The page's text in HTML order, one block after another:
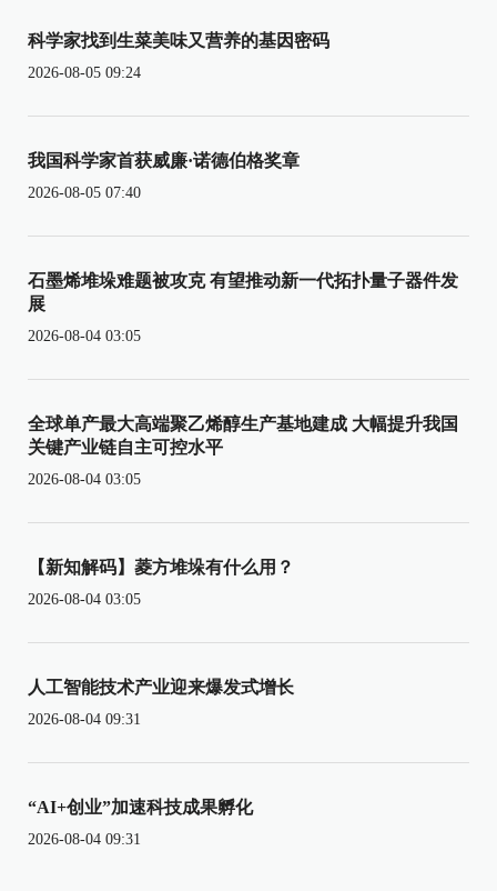
科学家找到生菜美味又营养的基因密码
2026-08-05 09:24
我国科学家首获威廉·诺德伯格奖章
2026-08-05 07:40
石墨烯堆垛难题被攻克 有望推动新一代拓扑量子器件发
展
2026-08-04 03:05
全球单产最大高端聚乙烯醇生产基地建成 大幅提升我国
关键产业链自主可控水平
2026-08-04 03:05
【新知解码】菱方堆垛有什么用？
2026-08-04 03:05
人工智能技术产业迎来爆发式增长
2026-08-04 09:31
“AI+创业”加速科技成果孵化
2026-08-04 09:31